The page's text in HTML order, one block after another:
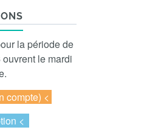
la période de
le mardi
compte) <
<